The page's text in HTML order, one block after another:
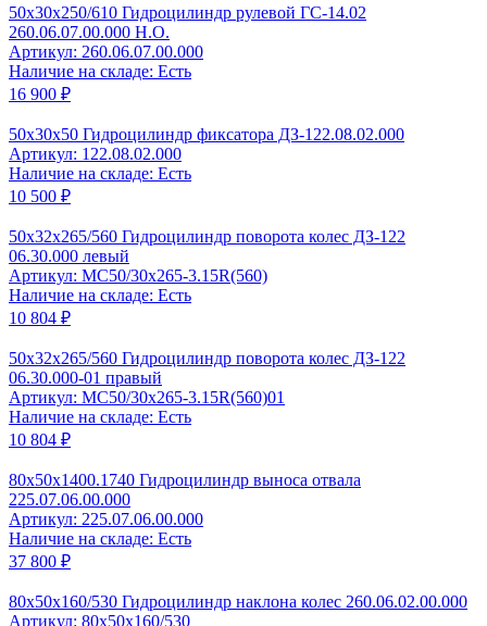
50x30x250/610 Гидроцилиндр рулевой ГС-14.02
260.06.07.00.000 Н.О.
Артикул: 260.06.07.00.000
Наличие на складе: Есть
16 900 ₽
50x30х50 Гидроцилиндр фиксатора ДЗ-122.08.02.000
Артикул: 122.08.02.000
Наличие на складе: Есть
10 500 ₽
50x32x265/560 Гидроцилиндр поворота колес ДЗ-122
06.30.000 левый
Артикул: MC50/30x265-3.15R(560)
Наличие на складе: Есть
10 804 ₽
50x32x265/560 Гидроцилиндр поворота колес ДЗ-122
06.30.000-01 правый
Артикул: MC50/30x265-3.15R(560)01
Наличие на складе: Есть
10 804 ₽
80x50x1400.1740 Гидроцилиндр выноса отвала
225.07.06.00.000
Артикул: 225.07.06.00.000
Наличие на складе: Есть
37 800 ₽
80x50x160/530 Гидроцилиндр наклона колес 260.06.02.00.000
Артикул: 80x50x160/530